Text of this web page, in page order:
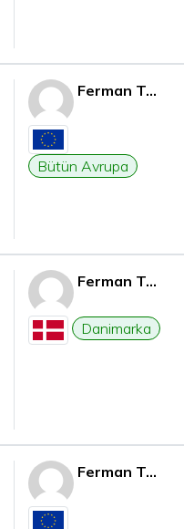
Ferman T...
Bütün Avrupa
Ferman T...
Danimarka
Ferman T...